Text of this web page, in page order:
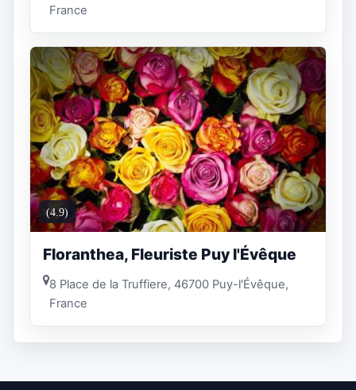
France
(4.9)
Floranthea, Fleuriste Puy l'Évêque
8 Place de la Truffiere, 46700 Puy-l'Évêque,
France